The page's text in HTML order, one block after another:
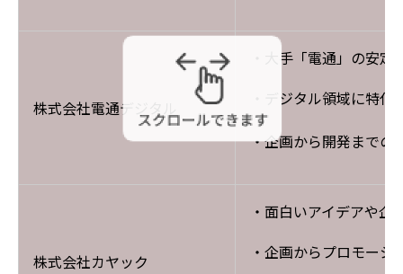
株式会社電通デジタル
・大手「電通」の安定
・デジタル領域に特
・企画から開発までの
株式会社カヤック
・面白いアイデアや企
・企画からプロモー